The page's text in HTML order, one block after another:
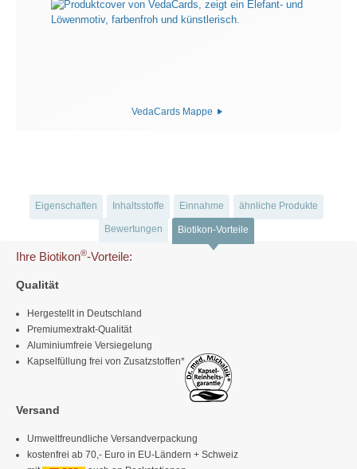
VedaCards Mappe
Eigenschaften Inhaltsstoffe Einnahme ähnliche Produkte
Bewertungen Biotikon-Vorteile
Ihre Biotikon®-Vorteile:
Qualität
Hergestellt in Deutschland
Premiumextrakt-Qualität
Aluminiumfreie Versiegelung
Kapselfüllung frei von Zusatzstoffen*
Versand
Umweltfreundliche Versandverpackung
kostenfrei ab 70,- Euro in EU-Ländern + Schweiz